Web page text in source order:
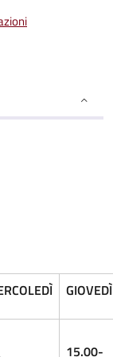
GIOVEDÌ
15.00-